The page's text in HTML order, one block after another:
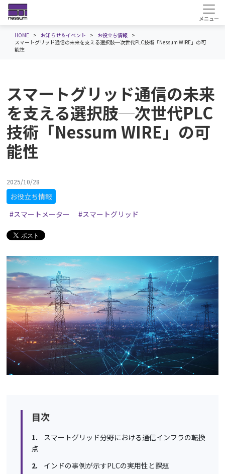
HOME お知らせ＆イベント
お役立ち情報
スマートグリッド通信の未来を支える選択肢─次世代PLC技術「Nessum WIRE」の可
能性
スマートグリッド通信の未来
を支える選択肢─次世代PLC
技術「Nessum WIRE」の可
能性
2025/10/28
お役立ち情報
#スマートメーター
#スマートグリッド
目次
スマートグリッド分野における通信インフラの転換
点
インドの事例が示すPLCの実用性と課題